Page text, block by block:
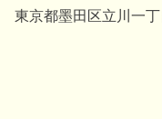
東京都墨田区立川一